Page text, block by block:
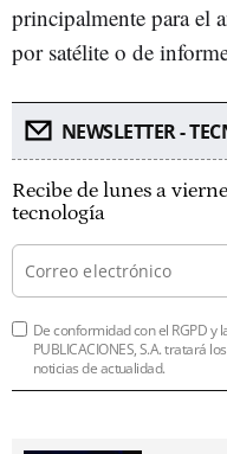
principalmente para el
por satélite o de
NEWSLETTER -
Recibe de lunes a
tecnología
De conformidad con el RGPD y
PUBLICACIONES, S.A. tratará
noticias de actualidad.